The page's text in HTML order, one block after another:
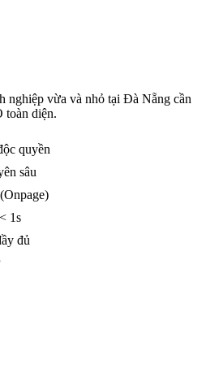
nghiệp vừa và nhỏ tại Đà Nẵng cần
toàn diện.
quyền
sâu
1s
đủ